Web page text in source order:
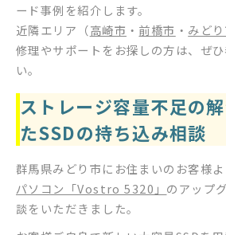
ード事例を紹介します。
近隣エリア（高崎市 ・ 前橋市 ・ みど
修理やサポートをお探しの方は、ぜ
い。
ストレージ容量不足の
たSSDの持ち込み相談
群馬県みどり市にお住まいのお客様よ
パソコン「Vostro 5320」 のアップ
談をいただきました。